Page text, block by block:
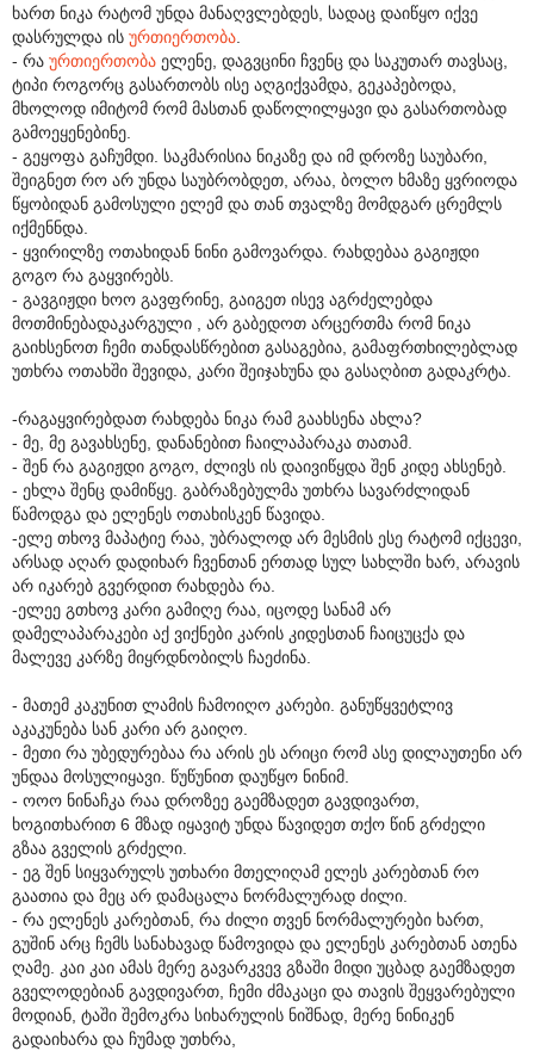
ხართ ნიკა რატომ უნდა მანაღვლებდეს, სადაც დაიწყო იქვე
დასრულდა ის ურთიერთობა
- რა ურთიერთობა ელენე, დაგვცინი ჩვენც და საკუთარ თავსაც,
ტიპი როგორც გასართობს ისე აღგიქვამდა, გეკაპებოდა,
მხოლოდ იმიტომ რომ მასთან დაწოლილყავი და გასართობად
გამოეყენებინე.
- გეყოფა გაჩუმდი. საკმარისია ნიკაზე და იმ დროზე საუბარი,
შეიგნეთ რო არ უნდა საუბრობდეთ, არაა, ბოლო ხმაზე ყვრიოდა
წყობიდან გამოსული ელემ და თან თვალზე მომდგარ ცრემლს
იქმენნდა.
- ყვირილზე ოთახიდან ნინი გამოვარდა. რახდებაა გაგიჟდი
გოგო რა გაყვირებს.
- გავგიჟდი ხოო გავფრინე, გაიგეთ ისევ აგრძელებდა
მოთმინებადაკარგული , არ გაბედოთ არცერთმა რომ ნიკა
გაიხსენოთ ჩემი თანდასწრებით გასაგებია, გამაფრთხილებლად
უთხრა ოთახში შევიდა, კარი შეიჯახუნა და გასაღბით გადაკრტა.
-რაგაყვირებდათ რახდება ნიკა რამ გაახსენა ახლა?
- მე, მე გავახსენე, დანანებით ჩაილაპარაკა თათამ.
- შენ რა გაგიჟდი გოგო, ძლივს ის დაივიწყდა შენ კიდე ახსენებ.
- ეხლა შენც დამიწყე. გაბრაზებულმა უთხრა სავარძლიდან
წამოდგა და ელენეს ოთახისკენ წავიდა.
-ელე თხოვ მაპატიე რაა, უბრალოდ არ მესმის ესე რატომ იქცევი,
არსად აღარ დადიხარ ჩვენთან ერთად სულ სახლში ხარ, არავის
არ იკარებ გვერდით რახდება რა.
-ელეე გთხოვ კარი გამიღე რაა, იცოდე სანამ არ
დამელაპარაკები აქ ვიქნები კარის კიდესთან ჩაიცუცქა და
მალევე კარზე მიყრდნობილს ჩაეძინა.
- მათემ კაკუნით ლამის ჩამოიღო კარები. განუწყვეტლივ
აკაკუნება სან კარი არ გაიღო.
- მეთი რა უბედურებაა რა არის ეს არიცი რომ ასე დილაუთენი არ
უნდაა მოსულიყავი. წუწუნით დაუწყო ნინიმ.
- ოოო ნინაჩკა რაა დროზეე გაემზადეთ გავდივართ,
ხოგითხარით 6 მზად იყავიტ უნდა წავიდეთ თქო წინ გრძელი
გზაა გველის გრძელი.
- ეგ შენ სიყვარულს უთხარი მთელიღამ ელეს კარებთან რო
გაათია და მეც არ დამაცალა ნორმალურად ძილი.
- რა ელენეს კარებთან, რა ძილი თვენ ნორმალურები ხართ,
გუშინ არც ჩემს სანახავად წამოვიდა და ელენეს კარებთან ათენა
ღამე. კაი კაი ამას მერე გავარკვევ გზაში მიდი უცბად გაემზადეთ
გველოდებიან გავდივართ, ჩემი ძმაკაცი და თავის შეყვარებული
მოდიან, ტაში შემოკრა სიხარულის ნიშნად, მერე ნინიკენ
გადაიხარა და ჩუმად უთხრა,